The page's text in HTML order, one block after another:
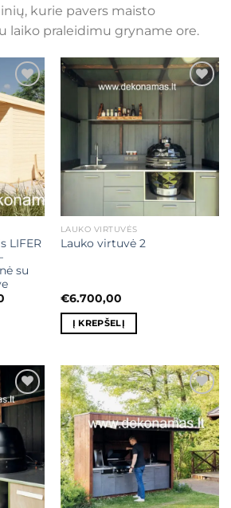
kurie pavers maisto
laiko praleidimu gryname ore.
LIFER
su
Current
Mėgstamiausias
LAUKO VIRTUVĖS
Lauko virtuvė 2
€6.700,00
Į KREPŠELĮ
Mėgstamiausias